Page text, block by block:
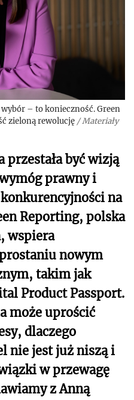
– to konieczność. Green
zieloną rewolucję/Materiały
być wizją
prawny i
na
Reporting, polska
wspiera
nowym
takim jak
Product Passport.
może uprościć
dlaczego
nie jest już niszą i
w przewagę
z Anną